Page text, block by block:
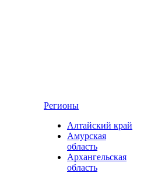
Регионы
Алтайский край
Амурская
область
Архангельская
область